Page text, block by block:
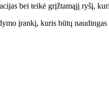
bei teikė grįžtamąjį ryšį,
įrankį, kuris būtų